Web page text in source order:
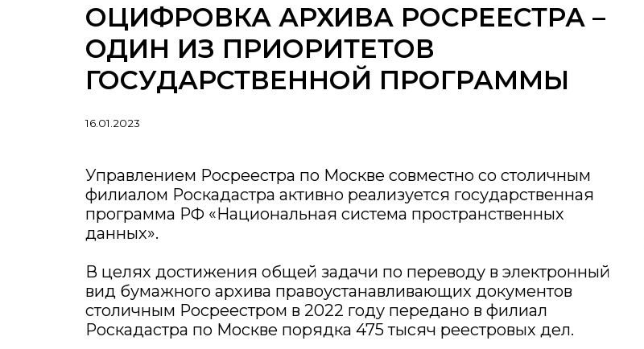
ОЦИФРОВКА АРХИВА РОСРЕЕСТРА –
ОДИН ИЗ ПРИОРИТЕТОВ
ГОСУДАРСТВЕННОЙ ПРОГРАММЫ
16.01.2023
Управлением Росреестра по Москве совместно со столичным
филиалом Роскадастра активно реализуется государственная
программа РФ «Национальная система пространственных
данных».
В целях достижения общей задачи по переводу в электронный
вид бумажного архива правоустанавливающих документов
столичным Росреестром в 2022 году передано в филиал
Роскадастра по Москве порядка 475 тысяч реестровых дел.